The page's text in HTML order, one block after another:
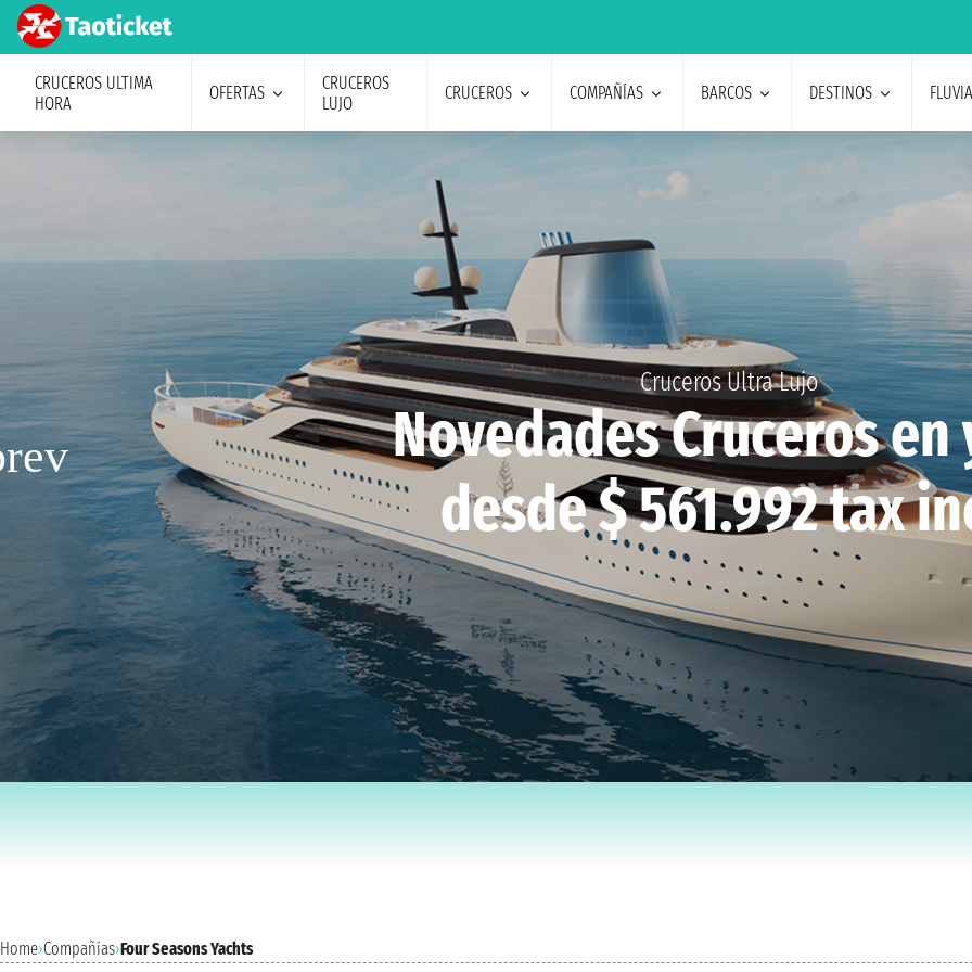
CRUCEROS ULTIMA
HORA
OFERTAS
CRUCEROS
LUJO
CRUCEROS COMPAÑÍAS BARCOS DESTINOS
Cruceros Ultra Lujo
Novedades Cruceros en
desde $ 561.992 tax
Home›Compañías›Four Seasons Yachts